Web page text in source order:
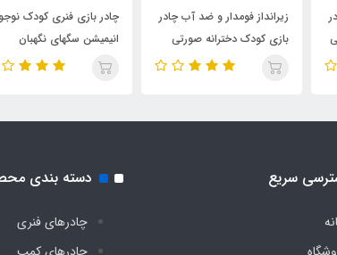
زیرانداز فومدار و ضد آب چادر
بازی کودک دخترانه صورتی
دیجی چادر
چادر بازی فنری کودک
انیمیشن سگهای نگهبان
دومنظوره دیجی چادر
سریع دسته بندی
چادرهای فنری